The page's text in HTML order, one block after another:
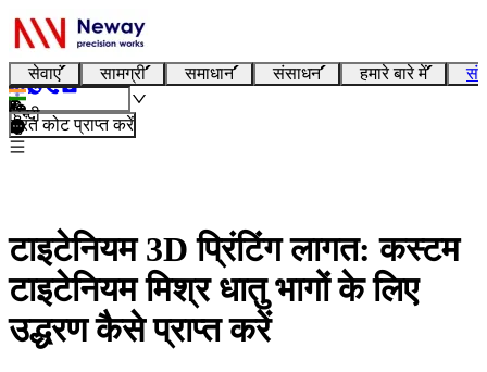
सेवाएं सामग्री समाधान संसाधन हमारे बारे में
हिन्दी
तुरंत कोट प्राप्त करें
टाइटेनियम 3D प्रिंटिंग लागत: कस्टम
टाइटेनियम मिश्र धातु भागों के लिए
उद्धरण कैसे प्राप्त करें